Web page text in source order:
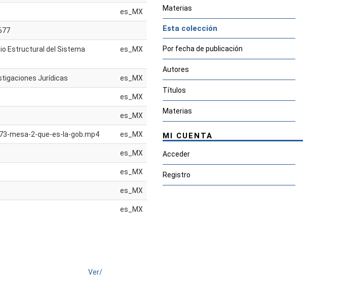
es_MX
Estructural del Sistema
es_MX
Jurídicas es_MX
es_MX
es_MX
mesa-2-que-es-la-gob.mp4 es_MX
es_MX
es_MX
es_MX
es_MX
Ver/
Materias
Esta colección
Por fecha de publicación
Autores
Títulos
Materias
MI CUENTA
Acceder
Registro